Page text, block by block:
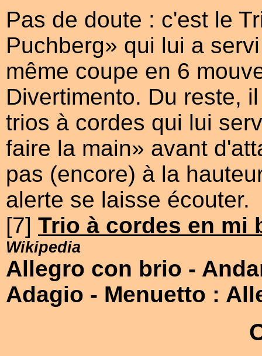
Pas de doute : c'est le
Puchberg» qui lui a
même coupe en 6
Divertimento. Du reste,
trios à cordes qui lui
faire la main» avant
pas (encore) à la
alerte se laisse écouter.
[7] Trio à cordes en mi
Wikipedia
Allegro con brio -
Adagio - Menuetto :